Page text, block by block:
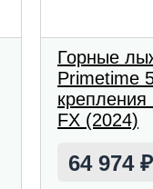
Горные
Primetime
FX (2024)
64 974₽